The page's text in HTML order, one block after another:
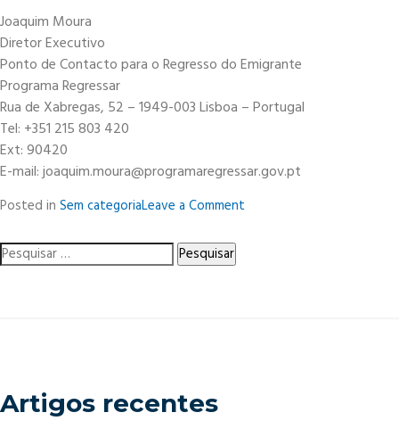
Joaquim Moura
Diretor Executivo
Ponto de Contacto para o Regresso do Emigrante
Programa Regressar
Rua de Xabregas, 52 – 1949-003 Lisboa – Portugal
Tel: +351 215 803 420
Ext: 90420
E-mail: joaquim.moura@programaregressar.gov.pt
Posted in Sem categoriaLeave a Comment
Pesquisar
por:
Artigos recentes